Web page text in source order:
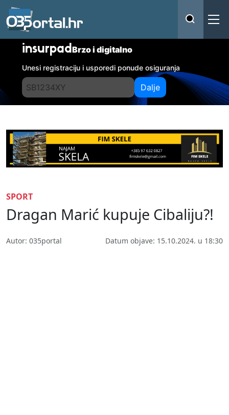
insurpadBrzo i digitalno
Unesi registraciju i usporedi ponude osiguranja
Dalje
SPORT
Dragan Marić kupuje Cibaliju?!
Autor: 035portal Datum objave: 15.10.2024. u 18:30